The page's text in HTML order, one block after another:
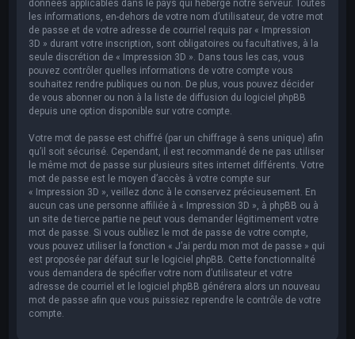
données applicables dans le pays qui héberge notre serveur. Toutes
les informations, en-dehors de votre nom d’utilisateur, de votre mot
de passe et de votre adresse de courriel requis par « Impression
3D » durant votre inscription, sont obligatoires ou facultatives, à la
seule discrétion de « Impression 3D ». Dans tous les cas, vous
pouvez contrôler quelles informations de votre compte vous
souhaitez rendre publiques ou non. De plus, vous pouvez décider
de vous abonner ou non à la liste de diffusion du logiciel phpBB
depuis une option disponible sur votre compte.
Votre mot de passe est chiffré (par un chiffrage à sens unique) afin
qu’il soit sécurisé. Cependant, il est recommandé de ne pas utiliser
le même mot de passe sur plusieurs sites internet différents. Votre
mot de passe est le moyen d’accès à votre compte sur
« Impression 3D », veillez donc à le conservez précieusement. En
aucun cas une personne affiliée à « Impression 3D », à phpBB ou à
un site de tierce partie ne peut vous demander légitimement votre
mot de passe. Si vous oubliez le mot de passe de votre compte,
vous pouvez utiliser la fonction « J’ai perdu mon mot de passe » qui
est proposée par défaut sur le logiciel phpBB. Cette fonctionnalité
vous demandera de spécifier votre nom d’utilisateur et votre
adresse de courriel et le logiciel phpBB générera alors un nouveau
mot de passe afin que vous puissiez reprendre le contrôle de votre
compte.